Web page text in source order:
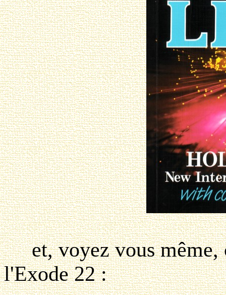
et, voyez vous même,
l'Exode 22 :